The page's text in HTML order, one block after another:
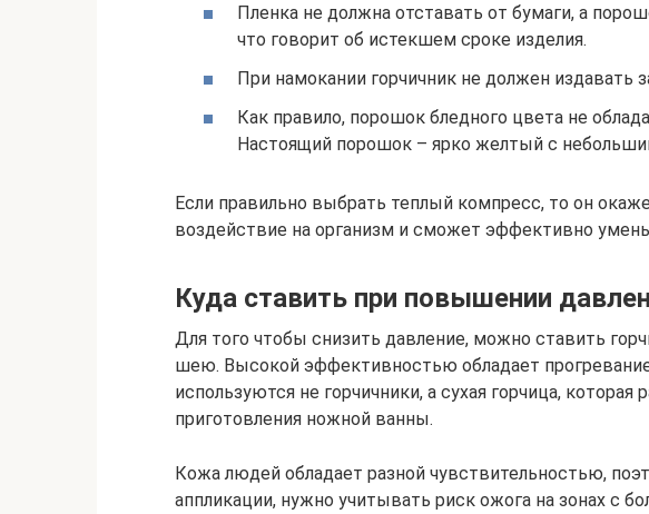
Пленка не должна отставать от бумаги, а
что говорит об истекшем сроке изделия.
При намокании горчичник не должен издавать
Как правило, порошок бледного цвета не
Настоящий порошок – ярко желтый с
Если правильно выбрать теплый компресс, то он
воздействие на организм и сможет эффективно
Куда ставить при повышении
Для того чтобы снизить давление, можно ставить
шею. Высокой эффективностью обладает прогревание
используются не горчичники, а сухая горчица, которая
приготовления ножной ванны.
Кожа людей обладает разной чувствительностью,
аппликации, нужно учитывать риск ожога на зонах с